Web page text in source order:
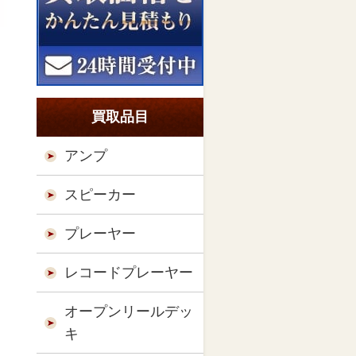
買取品目
アンプ
スピーカー
プレーヤー
レコードプレーヤー
オープンリールデッ
キ